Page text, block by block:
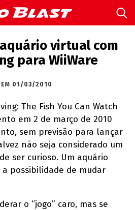
virtual com
para WiiWare
EM 01/03/2010
The Fish You Can Watch
em 2 de março de 2010
sem previsão para lançar
não seja considerado um
ser curioso. Um aquário
possibilidade de mudar
o “jogo” caro, mas se